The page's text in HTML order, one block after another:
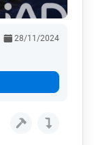
28/11/2024